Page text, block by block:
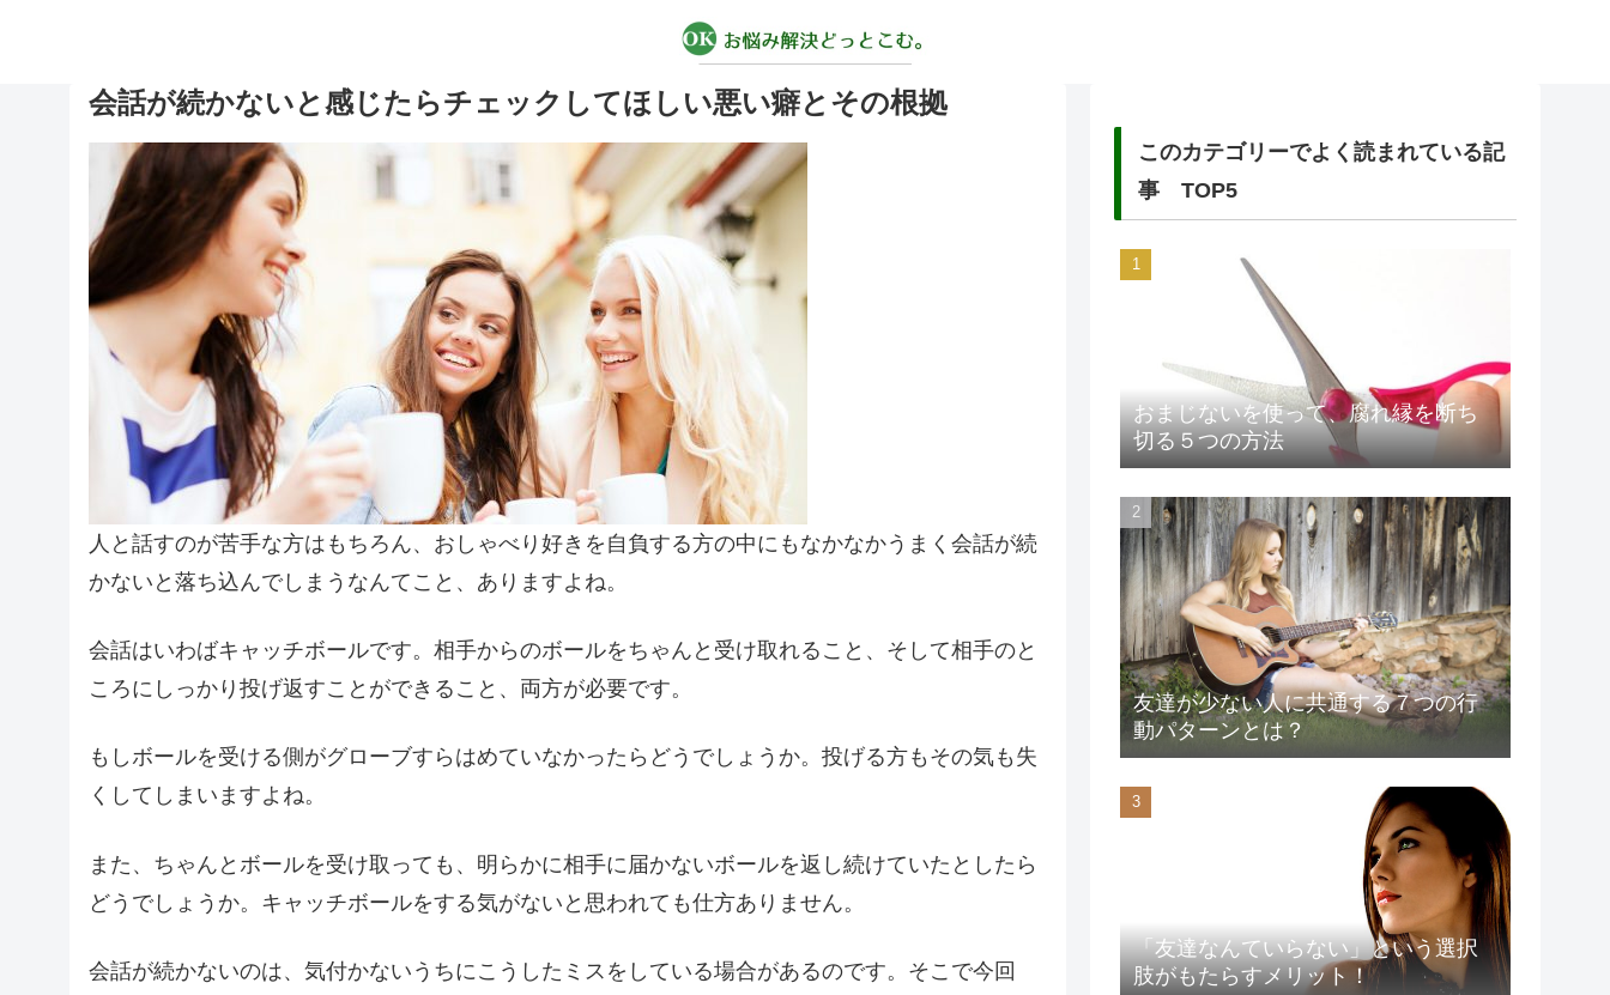
会話が続かないと感じたらチェックしてほしい悪い癖とその根拠
人と話すのが苦手な方はもちろん、おしゃべり好きを自負する方の中にもなかなかうまく会話が続
かないと落ち込んでしまうなんてこと、ありますよね。
会話はいわばキャッチボールです。相手からのボールをちゃんと受け取れること、そして相手のと
ころにしっかり投げ返すことができること、両方が必要です。
もしボールを受ける側がグローブすらはめていなかったらどうでしょうか。投げる方もその気も失
くしてしまいますよね。
また、ちゃんとボールを受け取っても、明らかに相手に届かないボールを返し続けていたとしたら
どうでしょうか。キャッチボールをする気がないと思われても仕方ありません。
会話が続かないのは、気付かないうちにこうしたミスをしている場合があるのです。そこで今回
このカテゴリーでよく読まれている記
事 TOP5
おまじないを使って、腐れ縁を断ち
切る５つの方法
友達が少ない人に共通する７つの行
動パターンとは？
「友達なんていらない」という選択
肢がもたらすメリット！